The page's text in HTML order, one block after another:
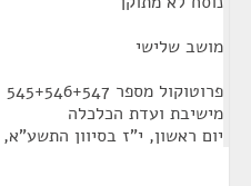
מושב שלישי
פרוטוקול מספר 545+546+547
מישיבת ועדת הכלכלה
יום ראשון, י"ז בסיוון התשע"א, (19 ביוני 2011), שעה